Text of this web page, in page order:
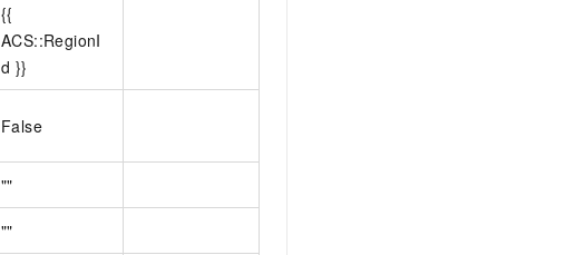
{{
ACS::RegionI
d }}
False
""
""